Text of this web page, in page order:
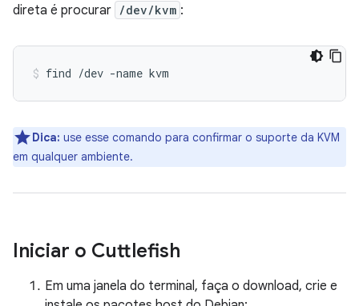
direta é procurar /dev/kvm :
find /dev -name kvm
Dica: use esse comando para confirmar o suporte da KVM
em qualquer ambiente.
Iniciar o Cuttlefish
Em uma janela do terminal, faça o download, crie e